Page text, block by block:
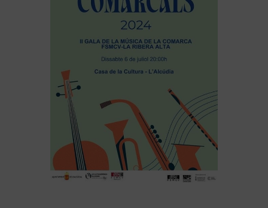
Área educativa
Actualidad